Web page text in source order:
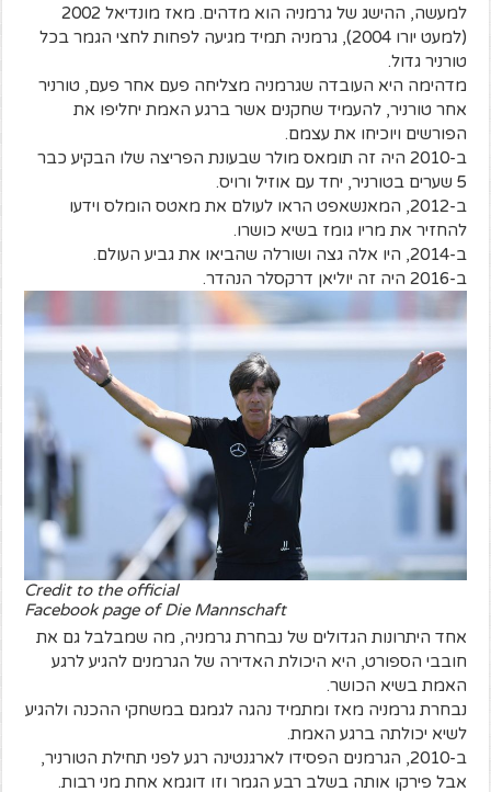
למעשה, ההישג של גרמניה הוא מדהים. מאז מונדיאל 2002
(למעט יורו 2004), גרמניה תמיד מגיעה לפחות לחצי הגמר בכל
טורניר גדול.
מדהימה היא העובדה שגרמניה מצליחה פעם אחר פעם, טורניר
אחר טורניר, להעמיד שחקנים אשר ברגע האמת יחליפו את
הפורשים ויוכיחו את עצמם.
ב-2010 היה זה תומאס מולר שבעונת הפריצה שלו הבקיע כבר
5 שערים בטורניר, יחד עם אוזיל ורויס.
ב-2012, המאנשאפט הראו לעולם את מאטס הומלס וידעו
להחזיר את מריו גומז בשיא כושרו.
ב-2014, היו אלה גצה ושורלה שהביאו את גביע העולם.
ב-2016 היה זה יוליאן דרקסלר הנהדר.
Credit to the official
Facebook page of Die Mannschaft
אחד היתרונות הגדולים של נבחרת גרמניה, מה שמבלבל גם את
חובבי הספורט, היא היכולת האדירה של הגרמנים להגיע לרגע
האמת בשיא הכושר.
נבחרת גרמניה מאז ומתמיד נהגה לגמגם במשחקי ההכנה ולהגיע
לשיא יכולתה ברגע האמת.
ב-2010, הגרמנים הפסידו לארגנטינה רגע לפני תחילת הטורניר,
אבל פירקו אותה בשלב רבע הגמר וזו דוגמא אחת מני רבות.